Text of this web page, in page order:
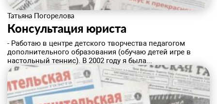
Татьяна Погорелова
Консультация юриста
- Работаю в центре детского творчества педагогом
дополнительного образования (обучаю детей игре в
настольный теннис). В 2002 году я была...